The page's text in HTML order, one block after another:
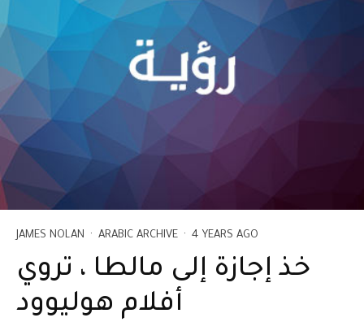
JAMES NOLAN · ARABIC ARCHIVE · 4 YEARS AGO
خذ إجازة إلى مالطا ، تروي
أفلام هوليوود